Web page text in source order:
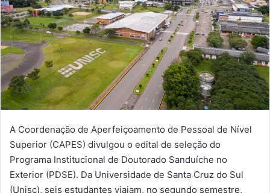
A Coordenação de Aperfeiçoamento de Pessoal de Nível
Superior (CAPES) divulgou o edital de seleção do
Programa Institucional de Doutorado Sanduíche no
Exterior (PDSE). Da Universidade de Santa Cruz do Sul
(Unisc), seis estudantes viajam, no segundo semestre,